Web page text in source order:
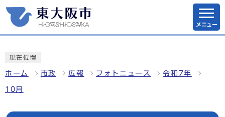
メニュー
現在位置
ホーム 市政 広報 フォトニュース 令和7年
10月